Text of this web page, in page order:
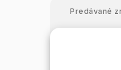
Predávané